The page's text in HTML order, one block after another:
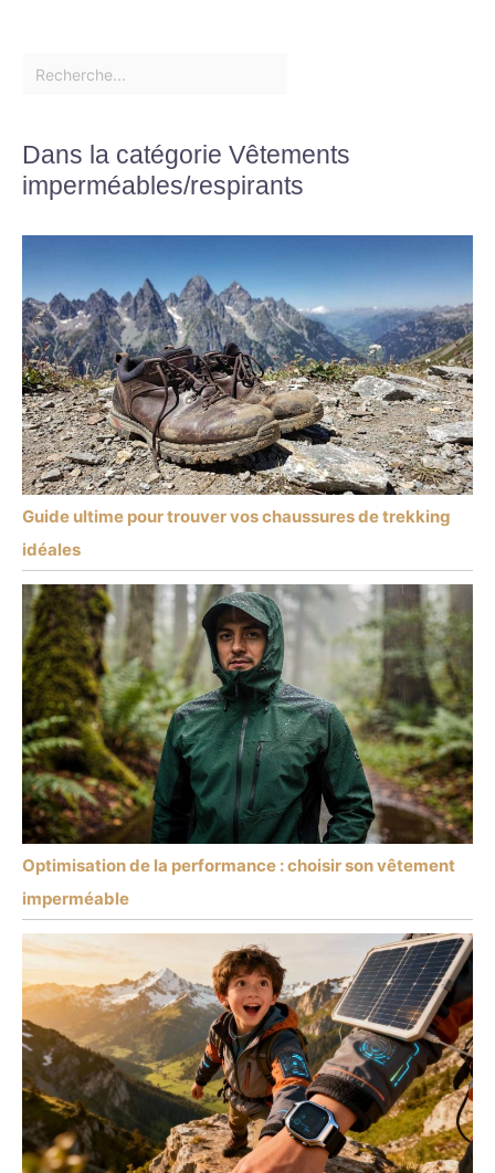
Dans la catégorie Vêtements
imperméables/respirants
Guide ultime pour trouver vos chaussures de trekking
idéales
Optimisation de la performance : choisir son vêtement
imperméable